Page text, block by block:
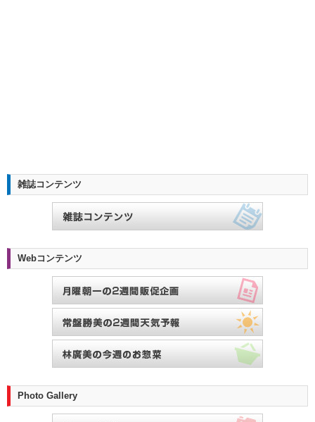
雑誌コンテンツ
Webコンテンツ
Photo Gallery